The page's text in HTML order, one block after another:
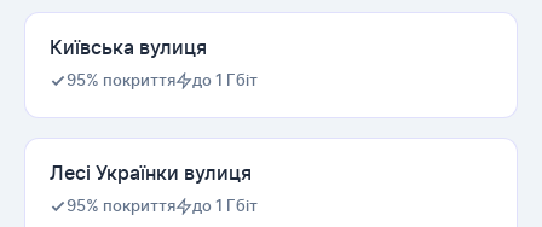
Київська вулиця
95% покриття до 1 Гбіт
Лесі Українки вулиця
95% покриття до 1 Гбіт